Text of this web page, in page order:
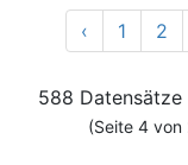
‹ Zurück
1 2
588
(Seite 4 von